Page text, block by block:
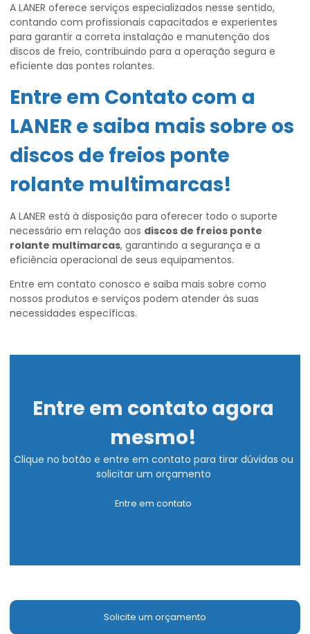
A LANER oferece serviços especializados nesse sentido,
contando com profissionais capacitados e experientes
para garantir a correta instalação e manutenção dos
discos de freio, contribuindo para a operação segura e
eficiente das pontes rolantes.
Entre em Contato com a
LANER e saiba mais sobre os
discos de freios ponte
rolante multimarcas!
A LANER está à disposição para oferecer todo o suporte
necessário em relação aos discos de freios ponte
rolante multimarcas, garantindo a segurança e a
eficiência operacional de seus equipamentos.
Entre em contato conosco e saiba mais sobre como
nossos produtos e serviços podem atender às suas
necessidades específicas.
Entre em contato agora
mesmo!
Clique no botão e entre em contato para tirar dúvidas ou
solicitar um orçamento
Entre em contato
Solicite um orçamento